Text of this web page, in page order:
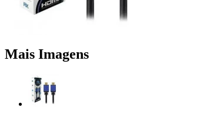
Mais Imagens